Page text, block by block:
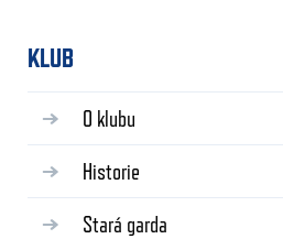
KLUB
O klubu
Historie
Stará garda